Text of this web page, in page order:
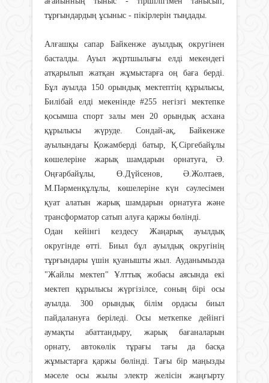
тұрғындардың ұсыныс - пікірлерін тыңдады.
Алғашқы сапар Байкенже ауылдық округінен
басталды. Ауыл жұртшылығы елді мекендегі
атқарылып жатқан жұмыстарға оң баға берді.
Бұл ауылда 150 орындық мектептің құрылысы,
Билібай елді мекенінде #255 негізгі мектепке
қосымша спорт залы мен 20 орындық асхана
құрылысы жүруде. Сондай-ақ, Байкенже
ауылындағы Қожамберді батыр, Қ.Сіргебайұлы
көшелеріне жарық шамдарын орнатуға, Ә.
Оңғарбайұлы, Ө.Дүйсенов, Ә.Жолтаев,
М.Пәрменқұлұлы, көшелеріне күн сәулесімен
қуат алатын жарық шамдарын орнатуға және
трансформатор сатып алуға қаржы бөлінді.
Одан кейінгі кездесу Жаңарық ауылдық
округінде өтті. Биыл бұл ауылдық округінің
тұрғындары үшін қуанышты жыл. Ауданымызда
"Жайлы мектеп" Ұлттық жобасы аясында екі
мектеп құрылысы жүргізілсе, соның бірі осы
ауылда. 300 орындық білім ордасы биыл
пайдалануға беріледі. Осы меткепке дейінгі
аумақты абаттандыру, жарық бағаналарын
орнату, автокөлік тұрағы тағы да басқа
жұмыстарға қаржы бөлінді. Тағы бір маңызды
мәселе осы жылы электр желісін жаңғырту